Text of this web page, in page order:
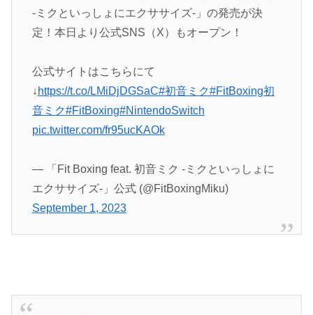
-ミクといっしょにエクササイズ-」の発売が決
定！本日より公式SNS（X）もオープン！
公式サイトはこちらにて
↓ https://t.co/LMiDjDGSaC#初音ミク#FitBoxing初
音ミク#FitBoxing#NintendoSwitch
pic.twitter.com/fr95ucKAOk
— 「Fit Boxing feat. 初音ミク -ミクといっしょに
エクササイズ-」公式 (@FitBoxingMiku)
September 1, 2023